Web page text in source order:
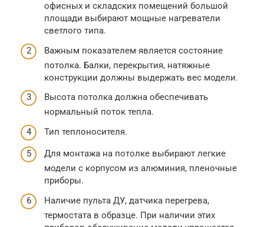
офисных и складских помещений большой
площади выбирают мощные нагреватели
светлого типа.
Важным показателем является состояние
потолка. Балки, перекрытия, натяжные
конструкции должны выдержать вес модели.
Высота потолка должна обеспечивать
нормальный поток тепла.
Тип теплоносителя.
Для монтажа на потолке выбирают легкие
модели с корпусом из алюминия, пленочные
приборы.
Наличие пульта ДУ, датчика перегрева,
термостата в образце. При наличии этих